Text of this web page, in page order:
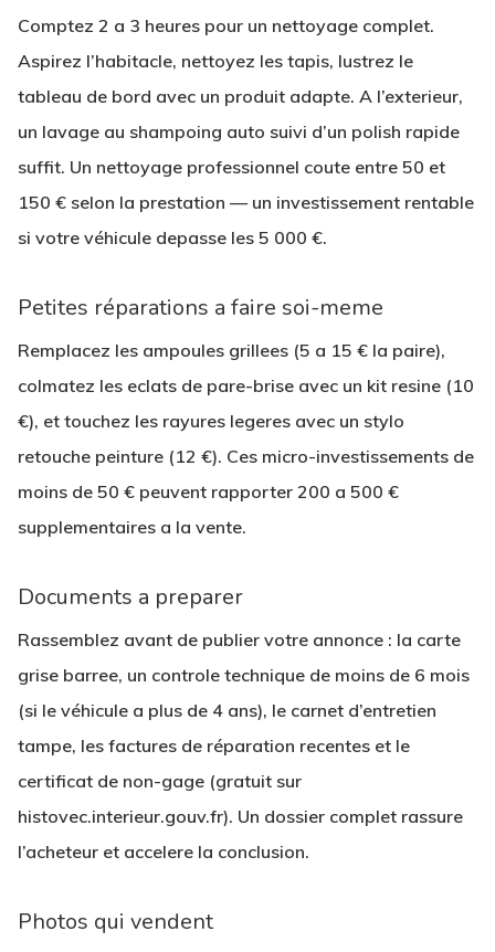
Comptez 2 a 3 heures pour un nettoyage complet.
Aspirez l’habitacle, nettoyez les tapis, lustrez le
tableau de bord avec un produit adapte. A l’exterieur,
un lavage au shampoing auto suivi d’un polish rapide
suffit. Un nettoyage professionnel coute entre 50 et
150 € selon la prestation — un investissement rentable
si votre véhicule depasse les 5 000 €.
Petites réparations a faire soi-meme
Remplacez les ampoules grillees (5 a 15 € la paire),
colmatez les eclats de pare-brise avec un kit resine (10
€), et touchez les rayures legeres avec un stylo
retouche peinture (12 €). Ces micro-investissements de
moins de 50 € peuvent rapporter 200 a 500 €
supplementaires a la vente.
Documents a preparer
Rassemblez avant de publier votre annonce : la carte
grise barree, un controle technique de moins de 6 mois
(si le véhicule a plus de 4 ans), le carnet d’entretien
tampe, les factures de réparation recentes et le
certificat de non-gage (gratuit sur
histovec.interieur.gouv.fr). Un dossier complet rassure
l’acheteur et accelere la conclusion.
Photos qui vendent